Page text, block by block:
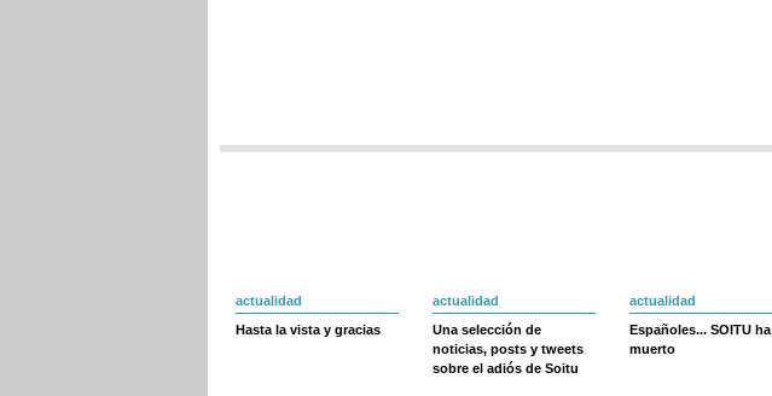
actualidad
Hasta la vista y gracias
actualidad
Una selección de
noticias, posts y tweets
sobre el adiós de Soitu
actualidad
Españoles... SOITU ha
muerto